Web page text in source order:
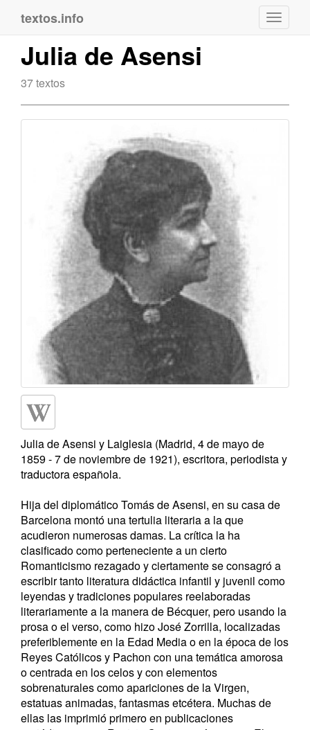
textos.info
Julia de Asensi
37 textos
Julia de Asensi y Laiglesia (Madrid, 4 de mayo de
1859 - 7 de noviembre de 1921), escritora, periodista y
traductora española.
Hija del diplomático Tomás de Asensi, en su casa de
Barcelona montó una tertulia literaria a la que
acudieron numerosas damas. La crítica la ha
clasificado como perteneciente a un cierto
Romanticismo rezagado y ciertamente se consagró a
escribir tanto literatura didáctica infantil y juvenil como
leyendas y tradiciones populares reelaboradas
literariamente a la manera de Bécquer, pero usando la
prosa o el verso, como hizo José Zorrilla, localizadas
preferiblemente en la Edad Media o en la época de los
Reyes Católicos y Pachon con una temática amorosa
o centrada en los celos y con elementos
sobrenaturales como apariciones de la Virgen,
estatuas animadas, fantasmas etcétera. Muchas de
ellas las imprimió primero en publicaciones